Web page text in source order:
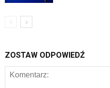
ZOSTAW ODPOWIEDŹ